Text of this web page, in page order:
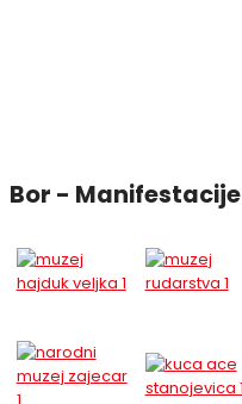
Bor - Manifestacije